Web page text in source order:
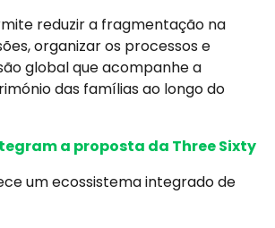
reduzir a fragmentação na
organizar os processos e
global que acompanhe a
das famílias ao longo do
a proposta da Three Sixty
um ecossistema integrado de